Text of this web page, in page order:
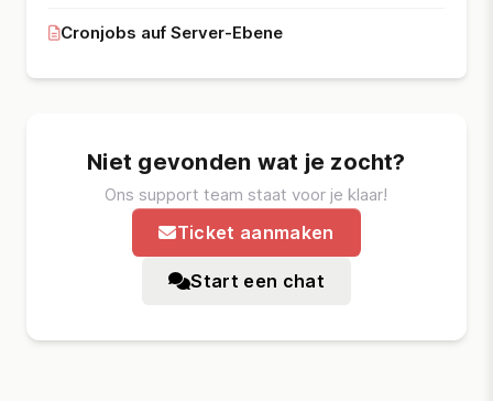
Cronjobs auf Server-Ebene
Niet gevonden wat je zocht?
Ons support team staat voor je klaar!
Ticket aanmaken
Start een chat